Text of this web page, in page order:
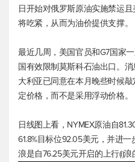
日开始对俄罗斯原油实施禁运
将吃紧，从而为油价提供支撑。
最近几周，美国官员和G7国家
国有效限制莫斯科石油出口。
大利亚已同意在本月晚些时候
定价格，而不是采用浮动价格。
日线图上看，NYMEX原油自
61.8%目标位92.05美元，并进
浪是自76.25美元开启的上行(i)浪